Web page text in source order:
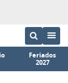
Feriados
2027